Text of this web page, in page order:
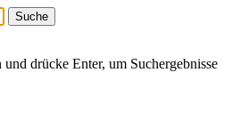
drücke Enter, um Suchergebnisse